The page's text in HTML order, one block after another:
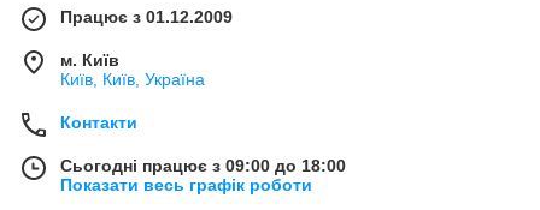
Працює з 01.12.2009
м. Київ
Київ, Київ, Україна
Контакти
Сьогодні працює з 09:00 до 18:00
Показати весь графік роботи